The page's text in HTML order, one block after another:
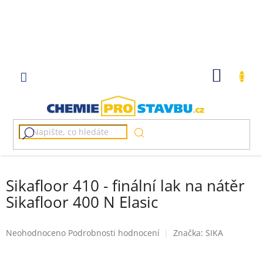
Sikafloor 410 - finální lak na nátěr
Sikafloor 400 N Elasic
Průměrné
Neohodnoceno Podrobnosti hodnocení Značka: SIKA